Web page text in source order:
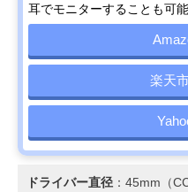
耳でモニターすることも可能
楽天
ドライバー直径 ：45mm（